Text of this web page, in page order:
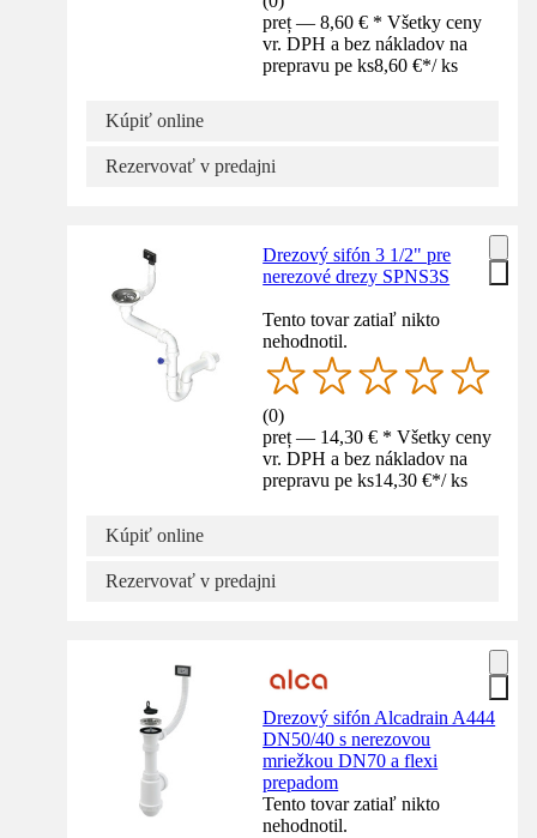
preț — 8,60 € * Všetky ceny
vr. DPH a bez nákladov na
prepravu pe ks8,60 €*/ ks
Kúpiť online
Rezervovať v predajni
Drezový sifón 3 1/2" pre
nerezové drezy SPNS3S
Tento tovar zatiaľ nikto
nehodnotil.
(0)
preț — 14,30 € * Všetky ceny
vr. DPH a bez nákladov na
prepravu pe ks14,30 €*/ ks
Kúpiť online
Rezervovať v predajni
Drezový sifón Alcadrain A444
DN50/40 s nerezovou
mriežkou DN70 a flexi
prepadom
Tento tovar zatiaľ nikto
nehodnotil.